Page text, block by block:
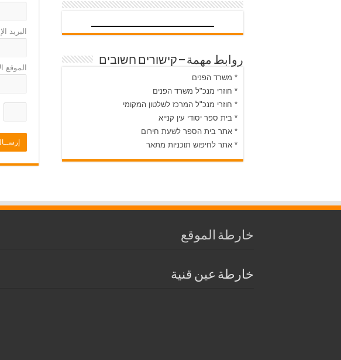
البريد
الموقع
روابط مهمة – קישורים חשובים
* משרד הפנים
* חוזרי מנכ"ל משרד הפנים
* חוזרי מנכ"ל המרכז לשלטון המקומי
* בית ספר יסודי עין קנייא
* אתר בית הספר לשעת חירום
* אתר לחיפוש תוכניות מתאר
خارطة الموقع
خارطة عين قنية